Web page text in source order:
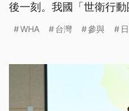
後一刻。我國「世衛行
台灣被拒於WHA門外，
WHA 台灣 參與